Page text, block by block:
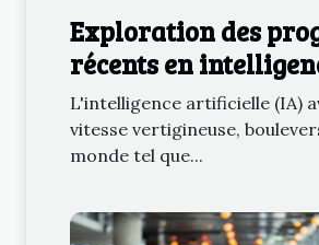
Exploration des
récents en
artificielle et leurs
L'intelligence artificielle (IA)
vitesse vertigineuse,
monde tel que...